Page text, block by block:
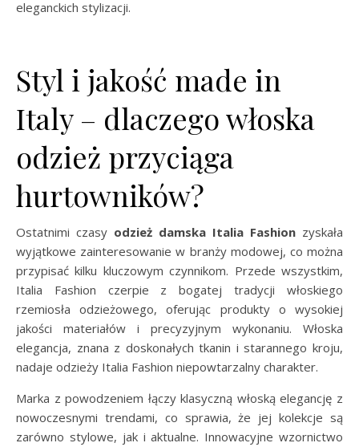
eleganckich stylizacji.
Styl i jakość made in
Italy – dlaczego włoska
odzież przyciąga
hurtowników?
Ostatnimi czasy odzież damska Italia Fashion zyskała
wyjątkowe zainteresowanie w branży modowej, co można
przypisać kilku kluczowym czynnikom. Przede wszystkim,
Italia Fashion czerpie z bogatej tradycji włoskiego
rzemiosła odzieżowego, oferując produkty o wysokiej
jakości materiałów i precyzyjnym wykonaniu. Włoska
elegancja, znana z doskonałych tkanin i starannego kroju,
nadaje odzieży Italia Fashion niepowtarzalny charakter.
Marka z powodzeniem łączy klasyczną włoską elegancję z
nowoczesnymi trendami, co sprawia, że jej kolekcje są
zarówno stylowe, jak i aktualne. Innowacyjne wzornictwo